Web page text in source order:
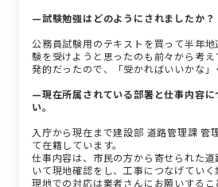
—試験勉強はどのようにされましたか？
公務員試験用のテキストを買って半年
験を受けようと思ったのも前々から考
発的だったので、「受かればいいかな」
—現在所属されている部署と仕事内容に
い。
入庁から現在まで建設部 道路管理課 管
て在籍しています。
仕事内容は、市民の方から寄せられた
いて現地確認をし、工事につなげていく
現地での対応は業者さんにお願いする